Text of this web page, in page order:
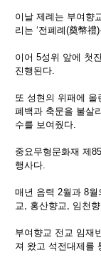
이날 제례는 부여향
리는 ‘전폐례(奠幣
이어 5성위 앞에 첫
진행된다.
또 성현의 위패에 올
폐백과 축문을 불살
수를 보여줬다.
중요무형문화재 제
행사다.
매년 음력 2월과 8
교, 홍산향교, 임천
부여향교 전교 임재
져 왔고 석전대제를